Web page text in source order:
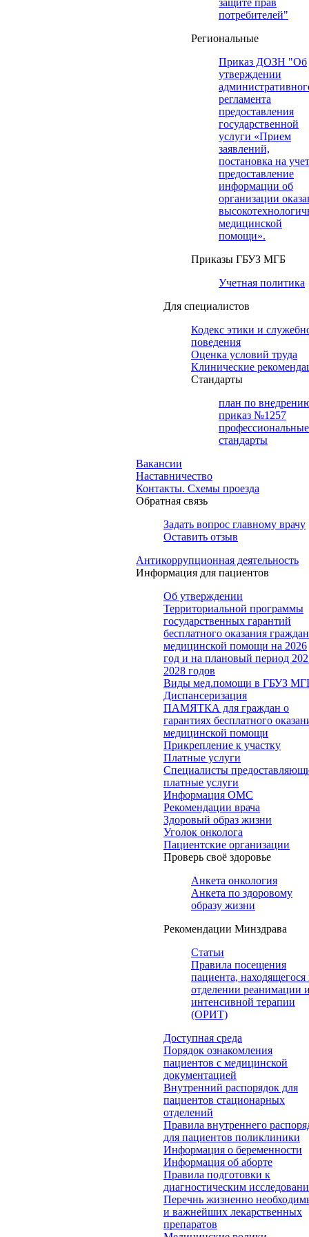
защите прав
потребителей"
Региональные
Приказ ДОЗН "Об
утверждении
регламента
предоставления
государственной
услуги «Прием
заявлений,
постановка на
предоставление
информации об
организации
медицинской
помощи».
Приказы ГБУЗ МГБ
Учетная политика
Для специалистов
Кодекс этики и
поведения
Оценка условий труда
Клинические
Cтандарты
план по
приказ №1257
профессиональные
стандарты
Вакансии
Наставничество
Контакты. Схемы проезда
Обратная связь
Задать вопрос главному врачу
Оставить отзыв
Антикоррупционная деятельность
Информация для пациентов
Об утверждении
Территориальной программы
государственных гарантий
бесплатного оказания
медицинской помощи на 2026
год и на плановый период
2028 годов
Виды мед.помощи в ГБУЗ
Диспансеризация
ПАМЯТКА для граждан о
гарантиях бесплатного
медицинской помощи
Прикрепление к участку
Платные услуги
Специалисты
платные услуги
Информация ОМС
Рекомендации врача
Здоровый образ жизни
Уголок онколога
Пациентские организации
Проверь своё здоровье
Анкета онкология
Анкета по здоровому
образу жизни
Рекомендации Минздрава
Статьи
Правила посещения
пациента, находящегося
отделении реанимации и
интенсивной терапии
(ОРИТ)
Доступная среда
Порядок ознакомления
пациентов с медицинской
документацией
Внутренний распорядок для
пациентов стационарных
отделений
Правила внутреннего
для пациентов поликлиники
Информация о беременности
Информация об аборте
Правила подготовки к
диагностическим
Перечнь жизненно
и важнейших лекарственных
препаратов